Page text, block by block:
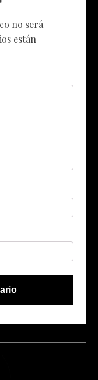
no será
están